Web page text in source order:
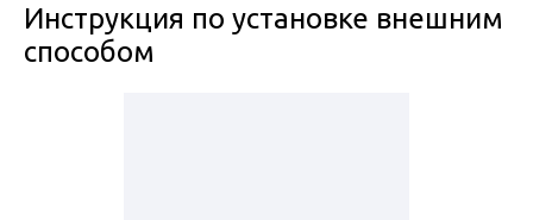
Инструкция по установке внешним
способом